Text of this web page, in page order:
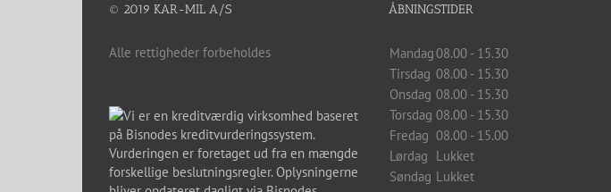
© 2019 KAR-MIL A/S
Alle rettigheder forbeholdes
ÅBNINGSTIDER
Mandag08.00 - 15.30
Tirsdag 08.00 - 15.30
Onsdag 08.00 - 15.30
Torsdag 08.00 - 15.30
Fredag 08.00 - 15.00
Lørdag Lukket
Søndag Lukket